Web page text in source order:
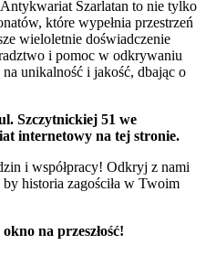
Antykwariat Szarlatan to nie tylko
które wypełnia przestrzeń
wieloletnie doświadczenie
i pomoc w odkrywaniu
unikalność i jakość, dbając o
Szczytnickiej 51 we
internetowy na tej stronie.
i współpracy! Odkryj z nami
historia zagościła w Twoim
na przeszłość!